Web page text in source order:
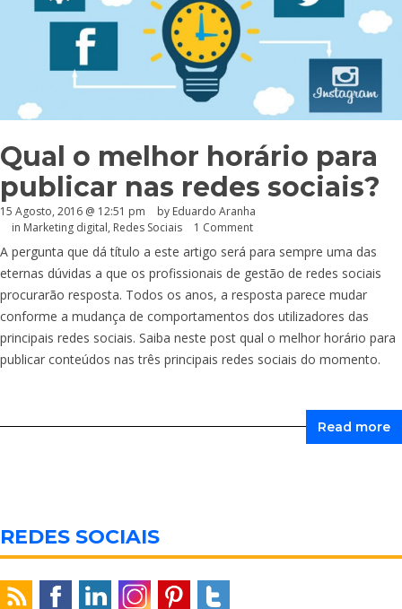
Qual o melhor horário para
publicar nas redes sociais?
15 Agosto, 2016 @ 12:51 pm by Eduardo Aranha
in Marketing digital, Redes Sociais 1 Comment
A pergunta que dá título a este artigo será para sempre uma das
eternas dúvidas a que os profissionais de gestão de redes sociais
procurarão resposta. Todos os anos, a resposta parece mudar
conforme a mudança de comportamentos dos utilizadores das
principais redes sociais. Saiba neste post qual o melhor horário para
publicar conteúdos nas três principais redes sociais do momento.
Read more
REDES SOCIAIS